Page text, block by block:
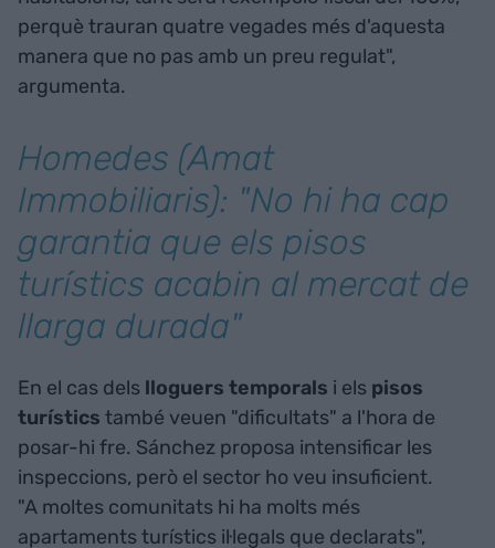
perquè trauran quatre vegades més d'aquesta
manera que no pas amb un preu regulat",
argumenta.
Homedes (Amat
Immobiliaris): "No hi ha cap
garantia que els pisos
turístics acabin al mercat de
llarga durada"
En el cas dels lloguers temporals i els pisos
turístics també veuen "dificultats" a l'hora de
posar-hi fre. Sánchez proposa intensificar les
inspeccions, però el sector ho veu insuficient.
"A moltes comunitats hi ha molts més
apartaments turístics il·legals que declarats",